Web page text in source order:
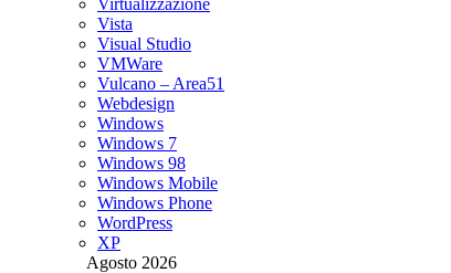
Vista
Visual Studio
VMWare
Vulcano – Area51
Webdesign
Windows
Windows 7
Windows 98
Windows Mobile
Windows Phone
WordPress
XP
Agosto 2026